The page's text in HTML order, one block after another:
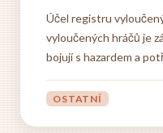
Účel registru
vyloučených hráčů je
bojují s hazardem a
regulace hazardních
OSTATNÍ